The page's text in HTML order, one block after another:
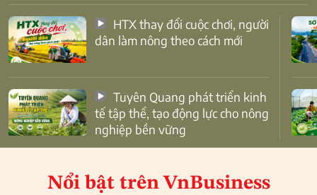
dân làm nông theo cách mới
tế tập thể, tạo động lực cho nông
nghiệp bền vững
Nổi bật trên VnBusiness